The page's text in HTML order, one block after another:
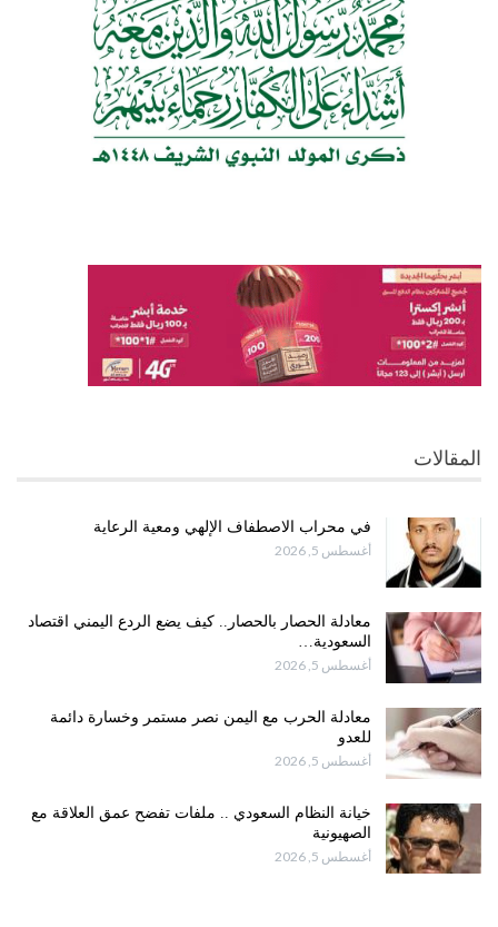
المقالات
في محراب الاصطفاف الإلهي ومعية الرعاية
أغسطس 5, 2026
معادلة الحصار بالحصار.. كيف يضع الردع اليمني اقتصاد
السعودية…
أغسطس 5, 2026
معادلة الحرب مع اليمن نصر مستمر وخسارة دائمة
للعدو
أغسطس 5, 2026
خيانة النظام السعودي .. ملفات تفضح عمق العلاقة مع
الصهيونية
أغسطس 5, 2026